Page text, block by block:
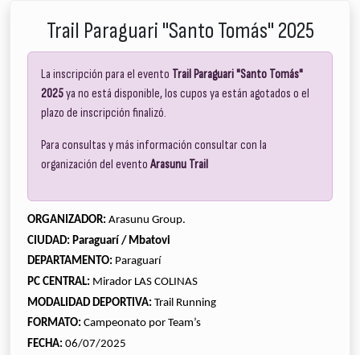
Trail Paraguari "Santo Tomás" 2025
La inscripción para el evento Trail Paraguari "Santo Tomás"
2025ya no está disponible, los cupos ya están agotados o el
plazo de inscripción finalizó.
Para consultas y más información consultar con la
organización del evento Arasunu Trail
ORGANIZADOR: Arasunu Group.
CIUDAD: Paraguarí / Mbatovi
DEPARTAMENTO: Paraguarí
PC CENTRAL: Mirador LAS COLINAS
MODALIDAD DEPORTIVA: Trail Running
FORMATO: Campeonato por Team’s
FECHA: 06/07/2025